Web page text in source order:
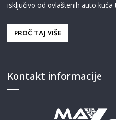
isključivo od ovlaštenih auto kuća
PROČITAJ VIŠE
Kontakt informacije